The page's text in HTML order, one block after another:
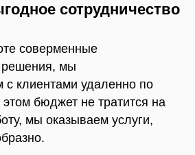
сотрудничество
соверменные
решения, мы
с клиентами удаленно по
бюджет не тратится на
мы оказываем услуги,